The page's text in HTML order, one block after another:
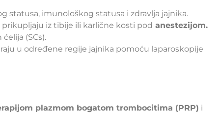
statusa, imunološkog statusa i zdravlja jajnika.
prikupljaju iz tibije ili karlične kosti pod anestezijom.
(SCs).
u određene regije jajnika pomoću laparoskopije
plazmom bogatom trombocitima (PRP) i